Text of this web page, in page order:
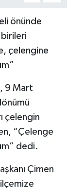
önünde
çelengine
9 Mart
çelengin
“Çelenge
dedi.
Çimen